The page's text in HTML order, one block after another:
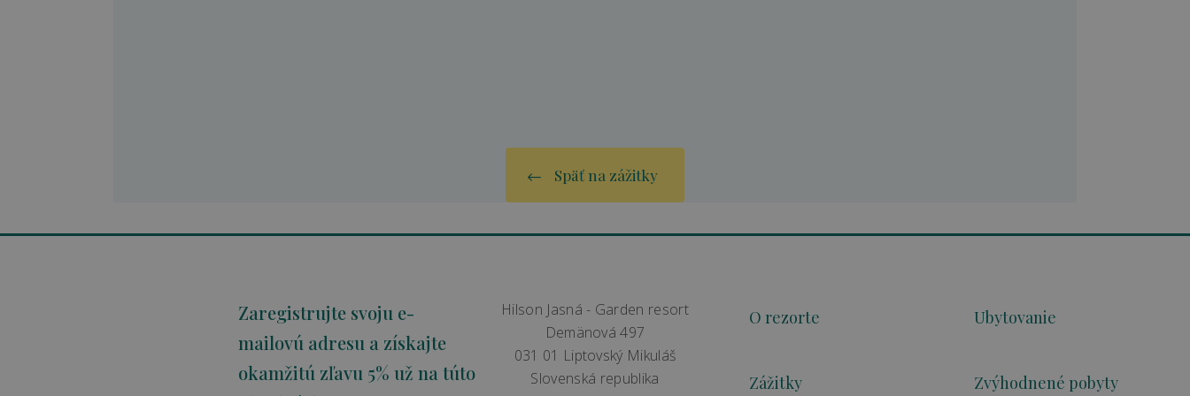
Späť na zážitky
Zaregistrujte svoju e-
mailovú adresu a získajte
okamžitú zľavu 5% už na túto
Hilson Jasná - Garden resort
Demänová 497
031 01 Liptovský Mikuláš
Slovenská republika
O rezorte Ubytovanie
Zážitky Zvýhodnené pobyty